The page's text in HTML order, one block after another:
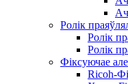
Ролік
Ролік
Ролік
Фіксуючае
Ricoh-